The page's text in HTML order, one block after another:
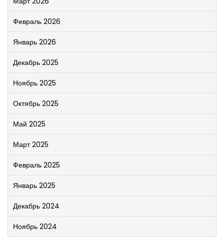
Февраль 2026
Январь 2026
Декабрь 2025
Ноябрь 2025
Октябрь 2025
Май 2025
Март 2025
Февраль 2025
Январь 2025
Декабрь 2024
Ноябрь 2024